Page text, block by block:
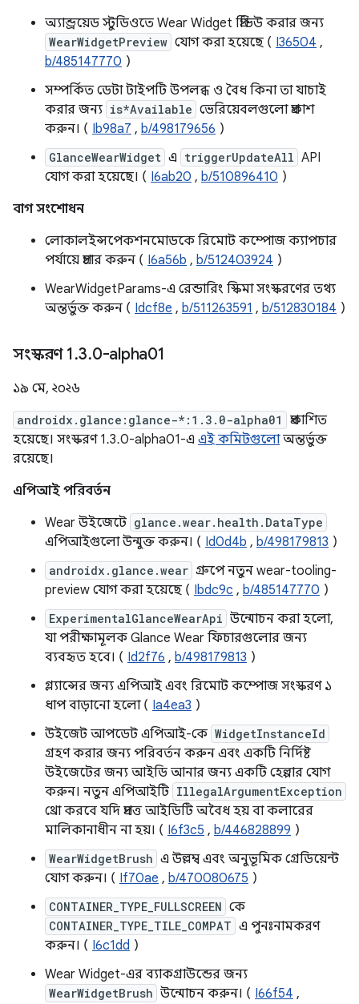
অ্যান্ড্রয়েড স্টুডিওতে Wear Widget প্রিভিউ করার জন্য
WearWidgetPreview যোগ করা হয়েছে ( I36504 ,
b/485147770 )
সম্পর্কিত ডেটা টাইপটি উপলব্ধ ও বৈধ কিনা তা যাচাই
করার জন্য is*Available ভেরিয়েবলগুলো প্রকাশ
করুন। ( Ib98a7 , b/498179656 )
GlanceWearWidget এ triggerUpdateAll API
যোগ করা হয়েছে। ( I6ab20 , b/510896410 )
বাগ সংশোধন
লোকালইন্সপেকশনমোডকে রিমোট কম্পোজ ক্যাপচার
পর্যায়ে প্রচার করুন ( I6a56b , b/512403924 )
WearWidgetParams-এ রেন্ডারিং স্কিমা সংস্করণের তথ্য
অন্তর্ভুক্ত করুন ( Idcf8e , b/511263591 , b/512830184 )
সংস্করণ 1.3.0-alpha01
১৯ মে, ২০২৬
androidx.glance:glance-*:1.3.0-alpha01
প্রকাশিত
হয়েছে। সংস্করণ 1.3.0-alpha01-এ এই কমিটগুলোঅন্তর্ভুক্ত
রয়েছে।
এপিআই পরিবর্তন
Wear উইজেটে glance.wear.health.DataType
এপিআইগুলো উন্মুক্ত করুন। ( Id0d4b , b/498179813 )
androidx.glance.wear গ্রুপে নতুন wear-tooling-
preview যোগ করা হয়েছে ( Ibdc9c , b/485147770 )
ExperimentalGlanceWearApi উন্মোচন করা হলো,
যা পরীক্ষামূলক Glance Wear ফিচারগুলোর জন্য
ব্যবহৃত হবে। ( Id2f76 , b/498179813 )
গ্ল্যান্সের জন্য এপিআই এবং রিমোট কম্পোজ সংস্করণ ১
ধাপ বাড়ানো হলো ( Ia4ea3 )
উইজেট আপডেট এপিআই-কে WidgetInstanceId
গ্রহণ করার জন্য পরিবর্তন করুন এবং একটি নির্দিষ্ট
উইজেটের জন্য আইডি আনার জন্য একটি হেল্পার যোগ
করুন। নতুন এপিআইটি IllegalArgumentException
থ্রো করবে যদি প্রদত্ত আইডিটি অবৈধ হয় বা কলারের
মালিকানাধীন না হয়। ( I6f3c5 , b/446828899 )
WearWidgetBrush এ উল্লম্ব এবং অনুভূমিক গ্রেডিয়েন্ট
যোগ করুন। ( If70ae , b/470080675 )
CONTAINER_TYPE_FULLSCREEN কে
CONTAINER_TYPE_TILE_COMPAT এ পুনঃনামকরণ
করুন। ( I6c1dd )
Wear Widget-এর ব্যাকগ্রাউন্ডের জন্য
WearWidgetBrush উন্মোচন করুন। ( I66f54 ,